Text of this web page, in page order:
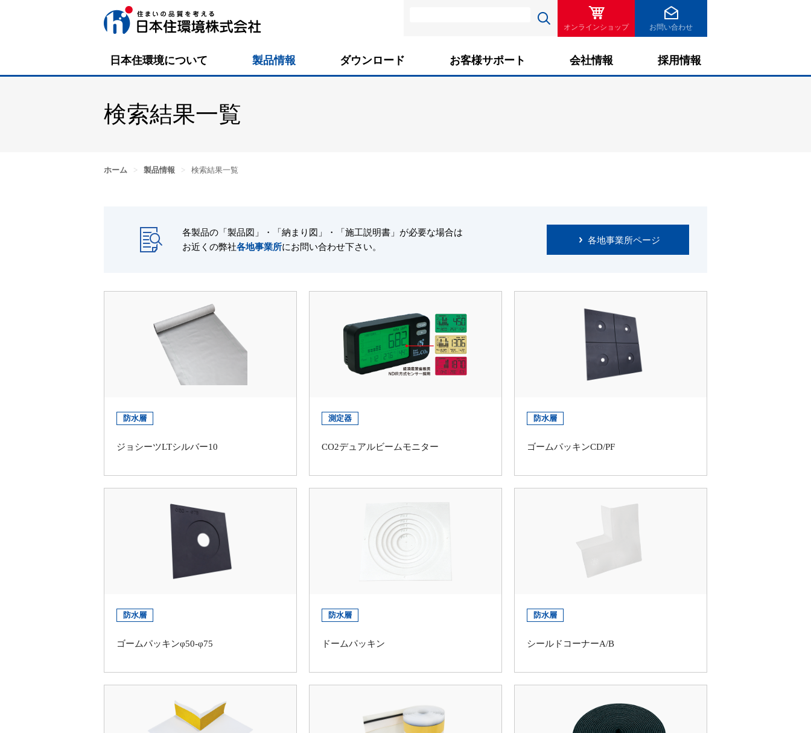
検索
オンラインショップ お問い合わせ
日本住環境について 製品情報 ダウンロード お客様サポート 会社情報 採用情報
検索結果一覧
ホーム > 製品情報 > 検索結果一覧
各製品の「製品図」・「納まり図」・「施工説明書」が必要な場合は
お近くの弊社各地事業所にお問い合わせ下さい。
各地事業所ページ
防水層
ジョシーツLTシルバー10
測定器
CO2デュアルビームモニター
防水層
ゴームパッキンCD/PF
防水層
ゴームパッキンφ50-φ75
防水層
ドームパッキン
防水層
シールドコーナーA/B